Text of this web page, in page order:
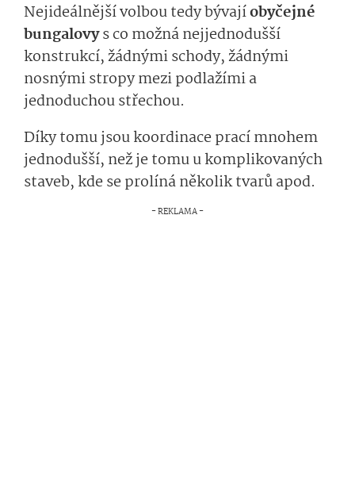
Nejideálnější volbou tedy bývajíobyčejné
bungalovys co možná nejjednodušší
konstrukcí, žádnými schody, žádnými
nosnými stropy mezi podlažími a
jednoduchou střechou.
Díky tomu jsou koordinace prací mnohem
jednodušší, než je tomu u komplikovaných
staveb, kde se prolíná několik tvarů apod.